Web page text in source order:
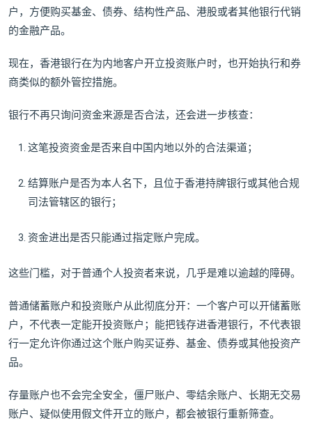
户，方便购买基金、债券、结构性产品、港股或者其他银行代销
的金融产品。
现在，香港银行在为内地客户开立投资账户时，也开始执行和券
商类似的额外管控措施。
银行不再只询问资金来源是否合法，还会进一步核查：
这笔投资资金是否来自中国内地以外的合法渠道；
结算账户是否为本人名下，且位于香港持牌银行或其他合规
司法管辖区的银行；
资金进出是否只能通过指定账户完成。
这些门槛，对于普通个人投资者来说，几乎是难以逾越的障碍。
普通储蓄账户和投资账户从此彻底分开：一个客户可以开储蓄账
户，不代表一定能开投资账户；能把钱存进香港银行，不代表银
行一定允许你通过这个账户购买证券、基金、债券或其他投资产
品。
存量账户也不会完全安全，僵尸账户、零结余账户、长期无交易
账户、疑似使用假文件开立的账户，都会被银行重新筛查。